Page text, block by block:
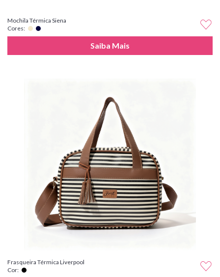
Mochila Térmica Siena
Cores:
Saiba Mais
Frasqueira Térmica Liverpool
Cor: